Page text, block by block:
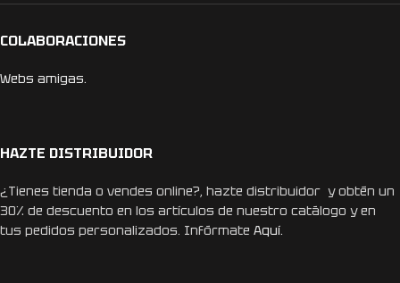
COLABORACIONES
Webs amigas.
HAZTE DISTRIBUIDOR
¿Tienes tienda o vendes online?, hazte distribuidor y obtén un
30% de descuento en los artículos de nuestro catálogo y en
tus pedidos personalizados. Infórmate Aquí.